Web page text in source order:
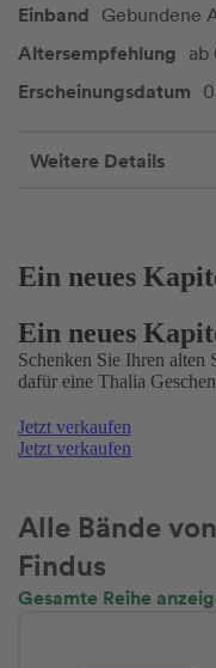
Einband Gebundene
Altersempfehlung ab
Erscheinungsdatum
Weitere Details
Ein neues
Ein neues
Schenken Sie Ihren alten
dafür eine Thalia
Jetzt verkaufen
Jetzt verkaufen
Alle Bände
Findus
Gesamte Reihe